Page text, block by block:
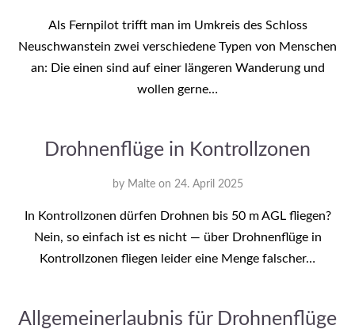
Als Fernpilot trifft man im Umkreis des Schloss
Neuschwanstein zwei verschiedene Typen von Menschen
an: Die einen sind auf einer längeren Wanderung und
wollen gerne…
Drohnenflüge in Kontrollzonen
by Malte on 24. April 2025
In Kontrollzonen dürfen Drohnen bis 50 m AGL fliegen?
Nein, so einfach ist es nicht — über Drohnenflüge in
Kontrollzonen fliegen leider eine Menge falscher…
Allgemeinerlaubnis für Drohnenflüge